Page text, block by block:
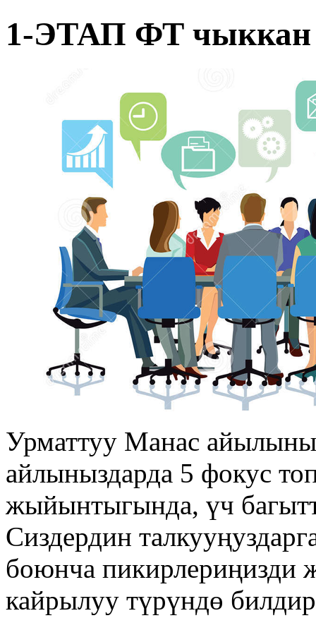
1-ЭТАП ФТ чыккан
Урматтуу Манас
айлыныздарда 5 фокус
жыйынтыгында, үч
Сиздердин
боюнча пикирлериңизди
кайрылуу түрүндө